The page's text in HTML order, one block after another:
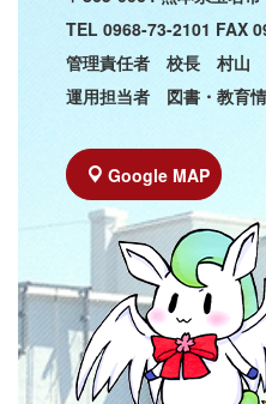
TEL 0968-73-2101 FAX
管理責任者 校長 村山
運用担当者 図書・教育
Google MAP